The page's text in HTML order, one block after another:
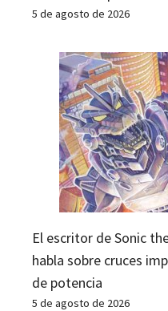
5 de agosto de 2026
El escritor de Sonic
habla sobre cruces
de potencia
5 de agosto de 2026